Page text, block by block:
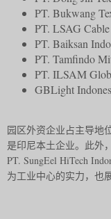
PT. Bukwang
PT. LSAG
PT. Baiksan
PT. Tamfindo
PT. ILSAM
GBLight
园区外资企业占主导地
是印尼本土企业。此外
PT. SungEel HiTech
为工业中心的实力，也